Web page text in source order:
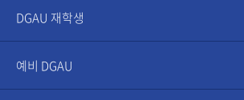
DGAU 재학생
예비 DGAU